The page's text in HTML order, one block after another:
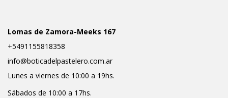
Lomas de Zamora-Meeks 167
+5491155818358
info@boticadelpastelero.com.ar
Lunes a viernes de 10:00 a 19hs.
Sábados de 10:00 a 17hs.